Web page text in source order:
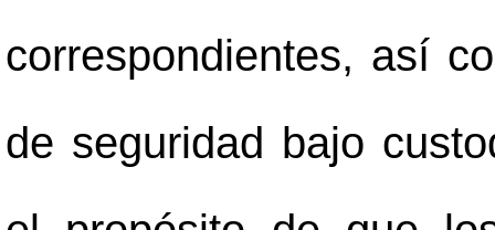
correspondientes, así
de seguridad bajo